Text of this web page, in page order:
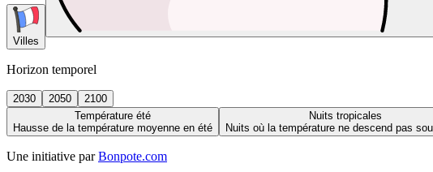
Villes
Horizon temporel
2030 2050
2100
Température été
Hausse de la température moyenne en été
Nuits tropicales
Nuits où la température ne descend pas
Une initiative par Bonpote.com